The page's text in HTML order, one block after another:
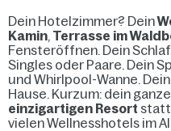
Dein Hotelzimmer? Dein
Kamin, Terrasse im
Fensteröffnen. Dein
Singles oder Paare. Dein
und Whirlpool-Wanne.
Hause. Kurzum: dein
einzigartigen Resortstatt
vielen Wellnesshotels im